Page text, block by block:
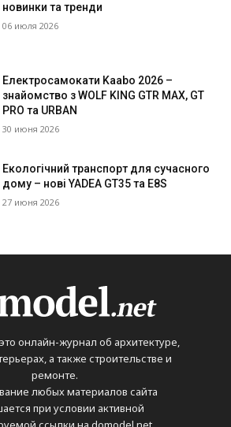
новинки та тренди
06 июля 2026
Електросамокати Kaabo 2026 –
знайомство з WOLF KING GTR MAX, GT
PRO та URBAN
30 июня 2026
Екологічний транспорт для сучасного
дому – нові YADEA GT35 та E8S
27 июня 2026
онлайн-журнал об архитектуре,
а также строительстве и
ремонте.
любых материалов сайта
при условии активной